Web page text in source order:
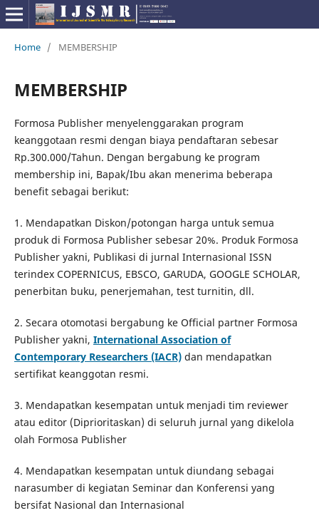
Home / MEMBERSHIP
MEMBERSHIP
Formosa Publisher menyelenggarakan program
keanggotaan resmi dengan biaya pendaftaran sebesar
Rp.300.000/Tahun. Dengan bergabung ke program
membership ini, Bapak/Ibu akan menerima beberapa
benefit sebagai berikut:
1. Mendapatkan Diskon/potongan harga untuk semua
produk di Formosa Publisher sebesar 20%. Produk Formosa
Publisher yakni, Publikasi di jurnal Internasional ISSN
terindex COPERNICUS, EBSCO, GARUDA, GOOGLE SCHOLAR,
penerbitan buku, penerjemahan, test turnitin, dll.
2. Secara otomotasi bergabung ke Official partner Formosa
Publisher yakni, International Association of
Contemporary Researchers (IACR)dan mendapatkan
sertifikat keanggotan resmi.
3. Mendapatkan kesempatan untuk menjadi tim reviewer
atau editor (Diprioritaskan) di seluruh jurnal yang dikelola
olah Formosa Publisher
4. Mendapatkan kesempatan untuk diundang sebagai
narasumber di kegiatan Seminar dan Konferensi yang
bersifat Nasional dan Internasional